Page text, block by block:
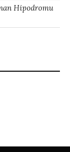
Hipodromu